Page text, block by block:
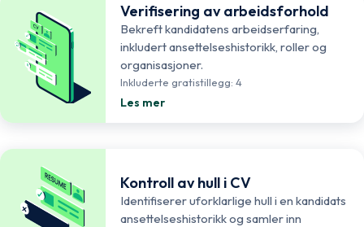
Verifisering av arbeidsforhold
Bekreft kandidatens arbeidserfaring,
inkludert ansettelseshistorikk, roller og
organisasjoner.
Inkluderte gratistillegg: 4
Les mer
Kontroll av hull i CV
Identifiserer uforklarlige hull i en kandidats
ansettelseshistorikk og samler inn